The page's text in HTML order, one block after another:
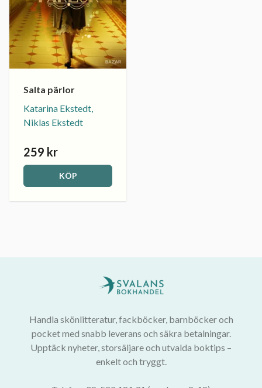
Salta pärlor
Katarina Ekstedt,
Niklas Ekstedt
259 kr
KÖP
Handla skönlitteratur, fackböcker, barnböcker och
pocket med snabb leverans och säkra betalningar.
Upptäck nyheter, storsäljare och utvalda boktips –
enkelt och tryggt.